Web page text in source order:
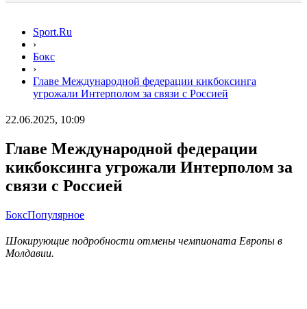
Sport.Ru
›
Бокс
›
Главе Международной федерации кикбоксинга
угрожали Интерполом за связи с Россией
22.06.2025, 10:09
Главе Международной федерации
кикбоксинга угрожали Интерполом за
связи с Россией
БоксПопулярное
Шокирующие подробности отмены чемпионата Европы в
Молдавии.